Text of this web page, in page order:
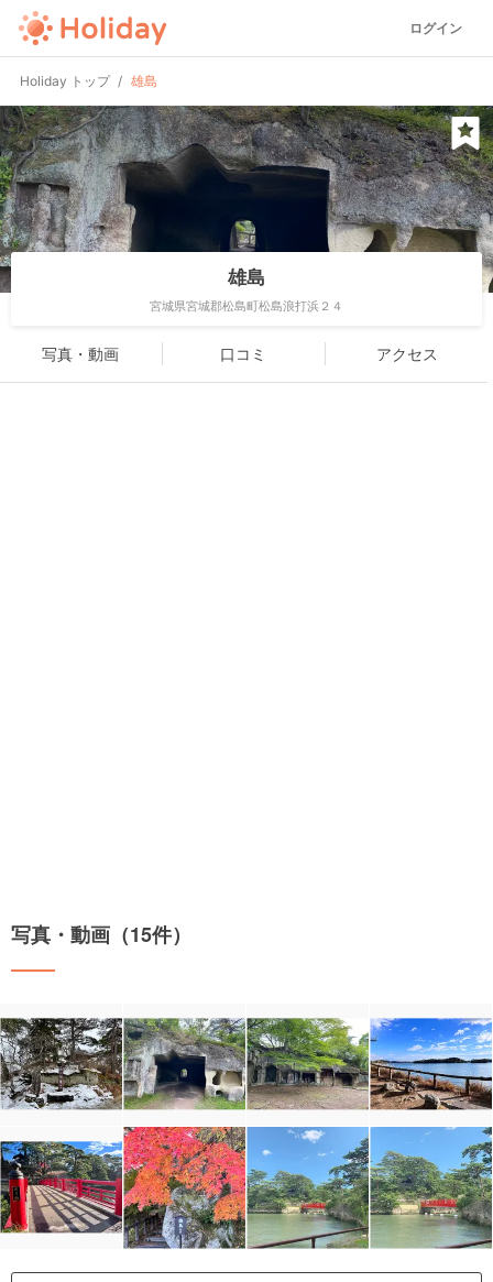
ログイン
Holiday トップ 雄島
雄島
宮城県宮城郡松島町松島浪打浜２４
写真・動画 口コミ アクセス
写真・動画（15件）